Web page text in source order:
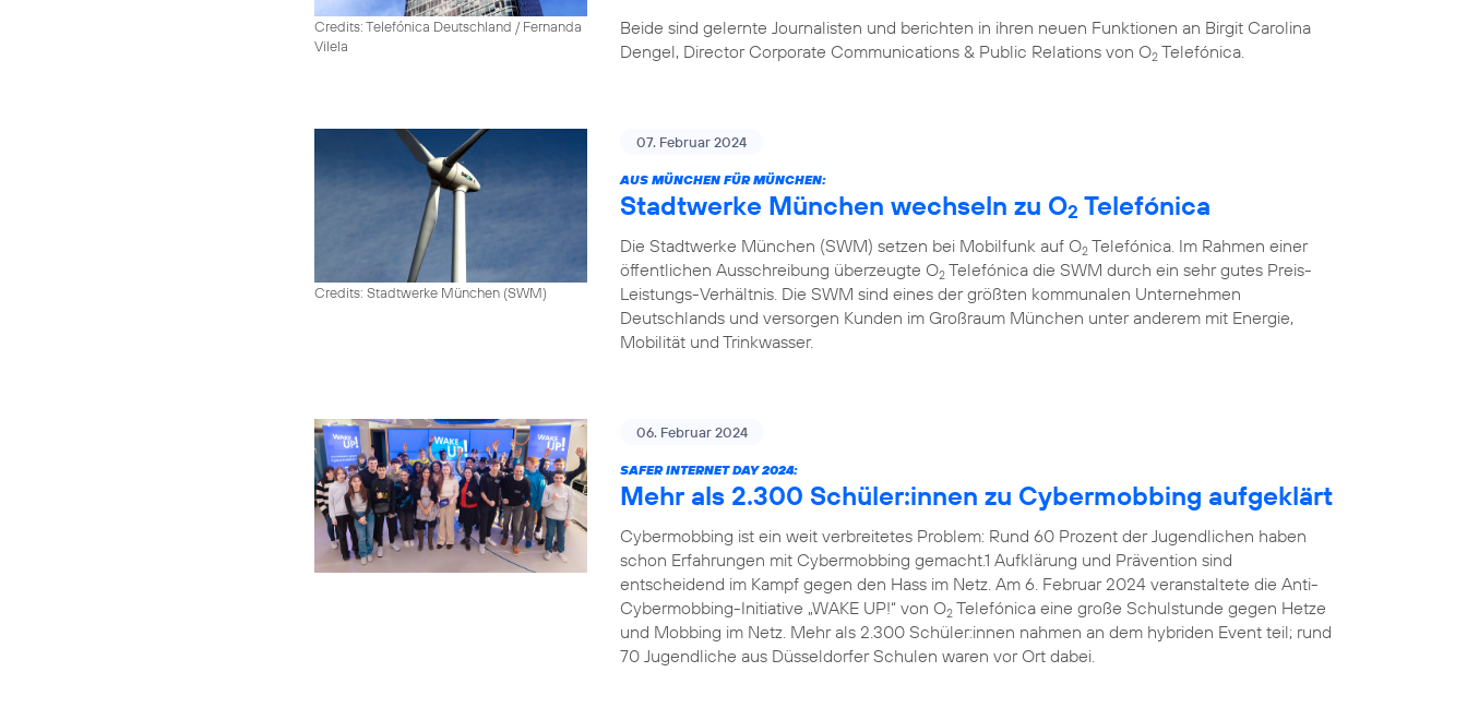
Credits: Telefónica Deutschland / Fernanda
Vilela
Beide sind gelernte Journalisten und berichten in ihren neuen Funktionen an Birgit Carolina
Dengel, Director Corporate Communications & Public Relations von O2 Telefónica.
Credits: Stadtwerke München (SWM)
07. Februar 2024
AUS MÜNCHEN FÜR MÜNCHEN:
Stadtwerke München wechseln zu O2 Telefónica
Die Stadtwerke München (SWM) setzen bei Mobilfunk auf O2 Telefónica. Im Rahmen einer
öffentlichen Ausschreibung überzeugte O2 Telefónica die SWM durch ein sehr gutes Preis-
Leistungs-Verhältnis. Die SWM sind eines der größten kommunalen Unternehmen
Deutschlands und versorgen Kunden im Großraum München unter anderem mit Energie,
Mobilität und Trinkwasser.
06. Februar 2024
SAFER INTERNET DAY 2024:
Mehr als 2.300 Schüler:innen zu Cybermobbing aufgeklärt
Cybermobbing ist ein weit verbreitetes Problem: Rund 60 Prozent der Jugendlichen haben
schon Erfahrungen mit Cybermobbing gemacht.1 Aufklärung und Prävention sind
entscheidend im Kampf gegen den Hass im Netz. Am 6. Februar 2024 veranstaltete die Anti-
Cybermobbing-Initiative „WAKE UP!“ von O2 Telefónica eine große Schulstunde gegen Hetze
und Mobbing im Netz. Mehr als 2.300 Schüler:innen nahmen an dem hybriden Event teil; rund
70 Jugendliche aus Düsseldorfer Schulen waren vor Ort dabei.